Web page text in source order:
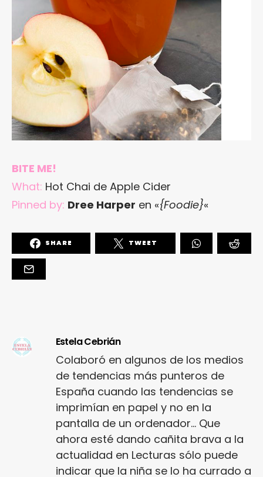
BITE ME!
What: Hot Chai de Apple Cider
Pinned by: Dree Harper en «{Foodie}«
SHARE TWEET
Estela Cebrián
Colaboró en algunos de los medios
de tendencias más punteros de
España cuando las tendencias se
imprimían en papel y no en la
pantalla de un ordenador... Que
ahora esté dando cañita brava a la
actualidad en Lecturas sólo puede
indicar que la niña se lo ha currado a